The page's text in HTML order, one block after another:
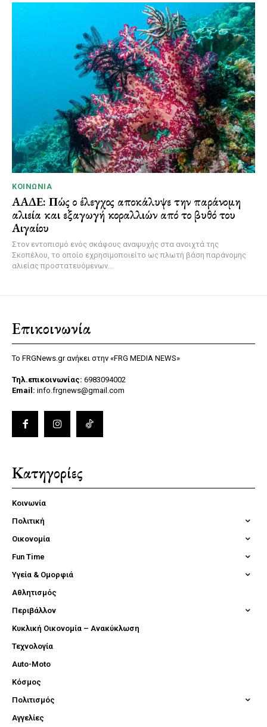
ΚΟΙΝΩΝΊΑ
ΑΑΔΕ: Πώς ο έλεγχος αποκάλυψε την παράνομη
αλιεία και εξαγωγή κοραλλιών από το βυθό του
Αιγαίου
Στον εντοπισμό ενός σκάφους αναψυχής στα ανοιχτά της
Σκοπέλου, το οποίο εχρησιμοποιείτο ως πλωτή βάση παράνομης
αλιείας προστατευόμενων...
Επικοινωνία
Το FRGNews.gr ανήκει στην «FRG MEDIA NEWS»
Τηλ.επικοινωνίας: 6983094002
Email: info.frgnews@gmail.com
Κατηγορίες
Κοινωνία
Πολιτική
Οικονομία
Fun Time
Υγεία & Ομορφιά
Αθλητισμός
Περιβάλλον
Κυκλική Οικονομία – Ανακύκλωση
Τεχνολογία
Auto-Moto
Κόσμος
Πολιτισμός
Αγγελίες